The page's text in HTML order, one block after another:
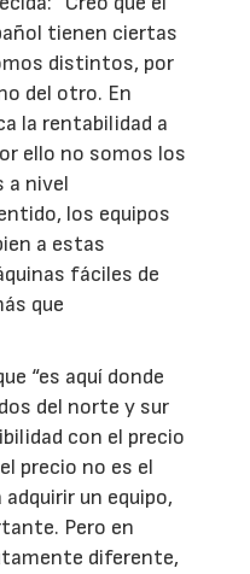
tienen ciertas
distintos, por
del otro. En
la rentabilidad a
ello no somos los
a nivel
los equipos
a estas
fáciles de
que
“es aquí donde
del norte y sur
con el precio
precio no es el
un equipo,
Pero en
diferente,